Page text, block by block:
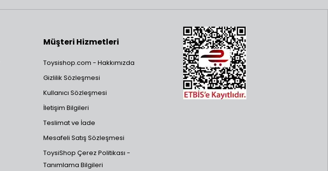
Müşteri Hizmetleri
Toysishop.com - Hakkımızda
Gizlilik Sözleşmesi
Kullanıcı Sözleşmesi
İletişim Bilgileri
Teslimat ve İade
Mesafeli Satış Sözleşmesi
ToysiShop Çerez Politikası -
Tanımlama Bilgileri